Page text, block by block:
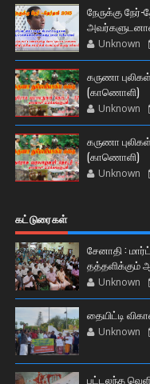
நேருக்கு
Unknown
கருணா
(காணொளி)
Unknown
கருணா
(காணொளி)
Unknown
கட்டுரைகள்
சேனாதி :
தத்தளிக்கும்
Unknown
தையிட்டி
Unknown
பட்டலந்த